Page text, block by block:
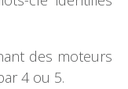
des moteurs
4 ou 5.